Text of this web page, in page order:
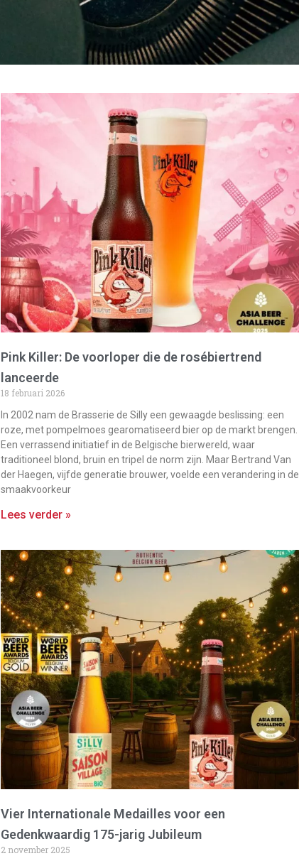
Pink Killer: De voorloper die de rosébiertrend
lanceerde
18 februari 2026
In 2002 nam de Brasserie de Silly een gewaagde beslissing: een
roze, met pompelmoes gearomatiseerd bier op de markt brengen.
Een verrassend initiatief in de Belgische bierwereld, waar
traditioneel blond, bruin en tripel de norm zijn. Maar Bertrand Van
der Haegen, vijfde generatie brouwer, voelde een verandering in de
smaakvoorkeur
Lees verder »
Vier Internationale Medailles voor een
Gedenkwaardig 175-jarig Jubileum
2 november 2025